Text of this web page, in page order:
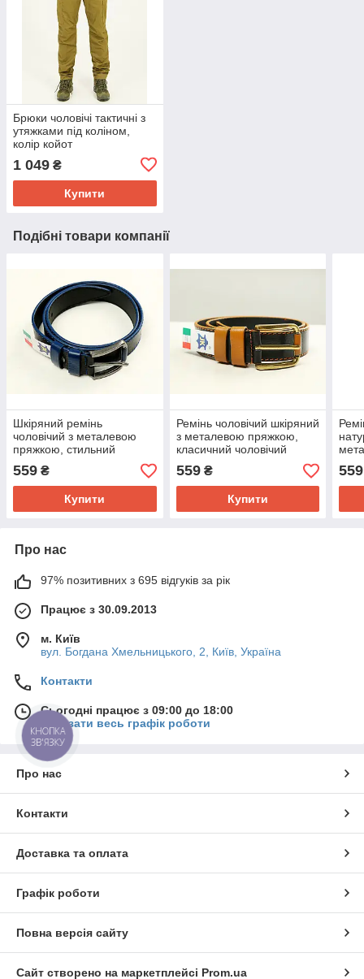
Брюки чоловічі тактичні з
утяжками під коліном,
колір койот
1 049 ₴
Купити
Подібні товари компанії
Шкіряний ремінь
чоловічий з металевою
пряжкою, стильний
чоловічий ремінь чорний з
синім швом
559 ₴
Купити
Ремінь чоловічий шкіряний
з металевою пряжкою,
класичний чоловічий
ремінь з натуральної
шкіри
559₴
Купити
559
Про нас
97% позитивних з 695 відгуків за рік
Працює з 30.09.2013
м. Київ
вул. Богдана Хмельницького, 2, Київ, Україна
Контакти
Сьогодні працює з 09:00 до 18:00
Показати весь графік роботи
Про нас
Контакти
Доставка та оплата
Графік роботи
Повна версія сайту
Сайт створено на маркетплейсі Prom.ua
КНОПКА
ЗВ'ЯЗКУ